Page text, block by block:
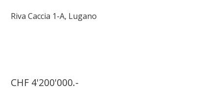
Riva Caccia 1-A, Lugano
CHF 4'200'000.-